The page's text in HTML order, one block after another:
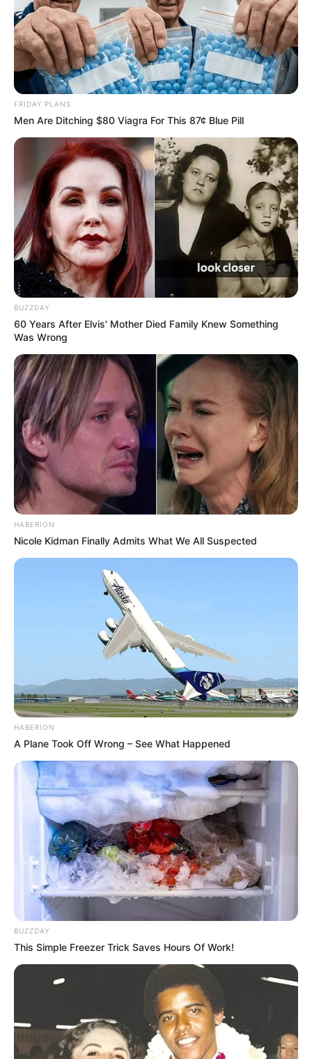
FRIDAY PLANS
Men Are Ditching $80 Viagra For This 87¢ Blue Pill
BUZZDAY
60 Years After Elvis' Mother Died Family Knew Something
Was Wrong
HABERION
Nicole Kidman Finally Admits What We All Suspected
HABERION
A Plane Took Off Wrong – See What Happened
BUZZDAY
This Simple Freezer Trick Saves Hours Of Work!